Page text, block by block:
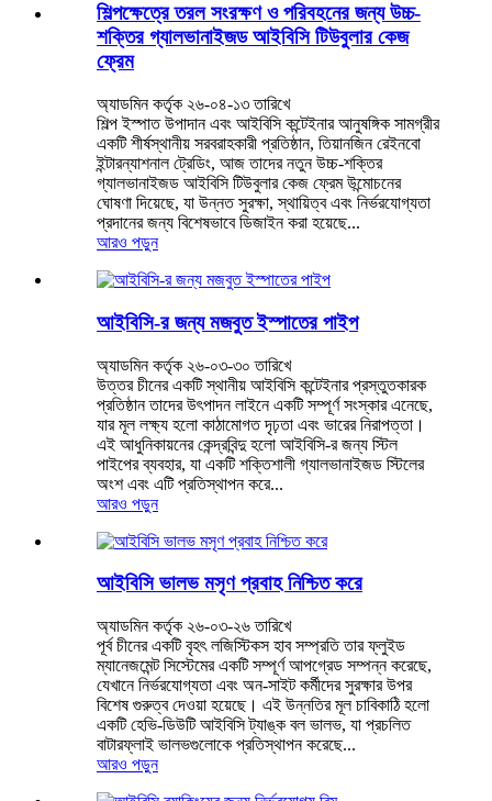
শিল্পক্ষেত্রে তরল সংরক্ষণ ও পরিবহনের জন্য উচ্চ-
শক্তির গ্যালভানাইজড আইবিসি টিউবুলার কেজ
ফ্রেম
অ্যাডমিন কর্তৃক ২৬-০৪-১৩ তারিখে
শিল্প ইস্পাত উপাদান এবং আইবিসি কন্টেইনার আনুষঙ্গিক সামগ্রীর
একটি শীর্ষস্থানীয় সরবরাহকারী প্রতিষ্ঠান, তিয়ানজিন রেইনবো
ইন্টারন্যাশনাল ট্রেডিং, আজ তাদের নতুন উচ্চ-শক্তির
গ্যালভানাইজড আইবিসি টিউবুলার কেজ ফ্রেম উন্মোচনের
ঘোষণা দিয়েছে, যা উন্নত সুরক্ষা, স্থায়িত্ব এবং নির্ভরযোগ্যতা
প্রদানের জন্য বিশেষভাবে ডিজাইন করা হয়েছে...
আরও পড়ুন
আইবিসি-র জন্য মজবুত ইস্পাতের পাইপ
অ্যাডমিন কর্তৃক ২৬-০৩-৩০ তারিখে
উত্তর চীনের একটি স্থানীয় আইবিসি কন্টেইনার প্রস্তুতকারক
প্রতিষ্ঠান তাদের উৎপাদন লাইনে একটি সম্পূর্ণ সংস্কার এনেছে,
যার মূল লক্ষ্য হলো কাঠামোগত দৃঢ়তা এবং ভারের নিরাপত্তা।
এই আধুনিকায়নের কেন্দ্রবিন্দু হলো আইবিসি-র জন্য স্টিল
পাইপের ব্যবহার, যা একটি শক্তিশালী গ্যালভানাইজড স্টিলের
অংশ এবং এটি প্রতিস্থাপন করে...
আরও পড়ুন
আইবিসি ভালভ মসৃণ প্রবাহ নিশ্চিত করে
অ্যাডমিন কর্তৃক ২৬-০৩-২৬ তারিখে
পূর্ব চীনের একটি বৃহৎ লজিস্টিকস হাব সম্প্রতি তার ফ্লুইড
ম্যানেজমেন্ট সিস্টেমের একটি সম্পূর্ণ আপগ্রেড সম্পন্ন করেছে,
যেখানে নির্ভরযোগ্যতা এবং অন-সাইট কর্মীদের সুরক্ষার উপর
বিশেষ গুরুত্ব দেওয়া হয়েছে। এই উন্নতির মূল চাবিকাঠি হলো
একটি হেভি-ডিউটি ​​আইবিসি ট্যাঙ্ক বল ভালভ, যা প্রচলিত
বাটারফ্লাই ভালভগুলোকে প্রতিস্থাপন করেছে...
আরও পড়ুন